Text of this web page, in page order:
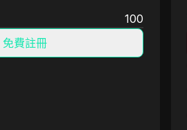
100
免費註冊